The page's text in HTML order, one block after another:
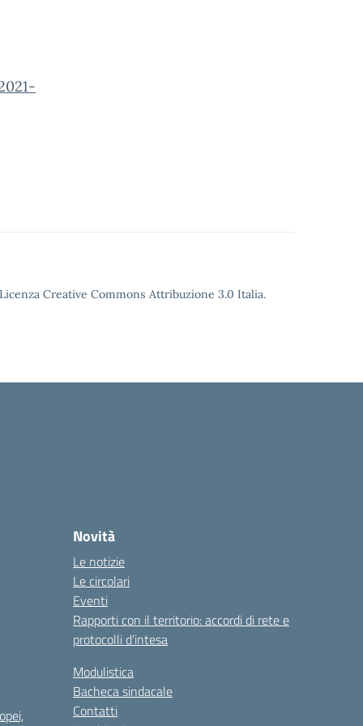
Creative Commons Attribuzione 3.0 Italia.
Novità
Le notizie
Le circolari
Eventi
Rapporti con il territorio: accordi di rete e
protocolli d’intesa
Modulistica
Bacheca sindacale
Contatti